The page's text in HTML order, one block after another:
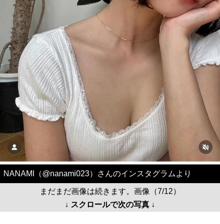
NANAMI（@nanami023）さんのインスタグラムより
まだまだ画像は続きます。画像（7/12）
↓ スクロールで次の写真 ↓